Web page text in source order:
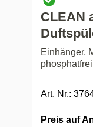
CLEAN
Einhänger,
Art. Nr.:
Preis auf